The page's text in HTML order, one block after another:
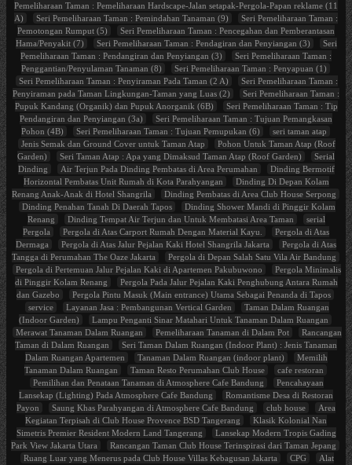
Pemeliharaan Taman : Pemeliharaan Hardscape-Jalan setapak-Pergola-Papan reklame (11
A)
Seri Pemeliharaan Taman : Pemindahan Tanaman (9)
Seri Pemeliharaan Taman :
Pemotongan Rumput (5)
Seri Pemeliharaan Taman : Pencegahan dan Pemberantasan
Hama/Penyakit (7)
Seri Pemeliharaan Taman : Pendagiran dan Penyiangan (3)
Seri
Pemeliharaan Taman : Pendangiran dan Penyiangan (3)
Seri Pemeliharaan Taman :
Penggantian/Penyulaman Tanaman (8)
Seri Pemeliharaan Taman : Penyapuan (1)
Seri Pemeliharaan Taman : Penyiraman Pada Taman (2 A)
Seri Pemeliharaan Taman :
Penyiraman pada Taman Lingkungan-Taman yang Luas (2)
Seri Pemeliharaan Taman :
Pupuk Kandang (Organik) dan Pupuk Anorganik (6B)
Seri Pemeliharaan Taman : Tip
Pendangiran dan Penyiangan (3a)
Seri Pemeliharaan Taman : Tujuan Pemangkasan
Pohon (4B)
Seri Pemeliharaan Taman : Tujuan Pemupukan (6)
seri taman atap
Jenis Semak dan Ground Cover untuk Taman Atap
Pohon Untuk Taman Atap (Roof
Garden)
Seri Taman Atap : Apa yang Dimaksud Taman Atap (Roof Garden)
Serial
Dinding
Air Terjun Pada Dinding Pembatas di Area Perumahan
Dinding Bermotif
Horizontal Pembatas Unit Rumah di Kota Parahyangan
Dinding Di Depan Kolam
Renang Anak-Anak di Hotel Shangrila
Dinding Pembatas di Area Club House Serpong
Dinding Penahan Tanah Di Daerah Tapos
Dinding Shower Mandi di Pinggir Kolam
Renang
Dinding Tempat Air Terjun dan Untuk Membatasi Area Taman
serial
Pergola
Pergola di Atas Carport Rumah Dengan Material Kayu.
Pergola di Atas
Dermaga
Pergola di Atas Jalur Pejalan Kaki Hotel Shangrila Jakarta
Pergola di Atas
Tangga di Perumahan The Oaze Jakarta
Pergola di Depan Salah Satu Vila Air Bandung
Pergola di Pertemuan Jalur Pejalan Kaki di Apartemen Pakubuwono
Pergola Minimalis
di Pinggir Kolam Renang
Pergola Pada Jalur Pejalan Kaki Penghubung Antara Rumah
dan Gazebo
Pergola Pintu Masuk (Main entrance) Utama Sebagai Penanda di Tapos
service
Layanan Jasa : Pembangunan Vertical Garden
Taman Dalam Ruangan
(Indoor Garden)
Lampu Penganti Sinar Matahari Untuk Tanaman Dalam Ruangan
Merawat Tanaman Dalam Ruangan
Pemeliharaan Tanaman di Dalam Pot
Rancangan
Taman di Dalam Ruangan
Seri Taman Dalam Ruangan (Indoor Plant) : Jenis Tanaman
Dalam Ruangan Apartemen
Tanaman Dalam Ruangan (indoor plant)
Memilih
Tanaman Dalam Ruangan
Taman Resto Perumahan Club House
cafe restoran
Pemilihan dan Penataan Tanaman di Atmosphere Cafe Bandung
Pencahayaan
Lansekap (Lighting) Pada Atmosphere Cafe Bandung
Romantisme Desa di Restoran
Payon
Saung Khas Parahyangan di Atmosphere Cafe Bandung club house
Area
Kegiatan Terpisah di Club House Provence BSD Tangerang
Klasik Kolonial Nan
Simetris Premier Resident Modern Land Tangerang
Lansekap Modern Tropis Gading
Park View Jakarta Utara
Rancangan Taman Club House Terinspirasi dari Taman Jepang
Ruang Luar yang Menerus pada Club House Villas Kebagusan Jakarta
CPG
Alat